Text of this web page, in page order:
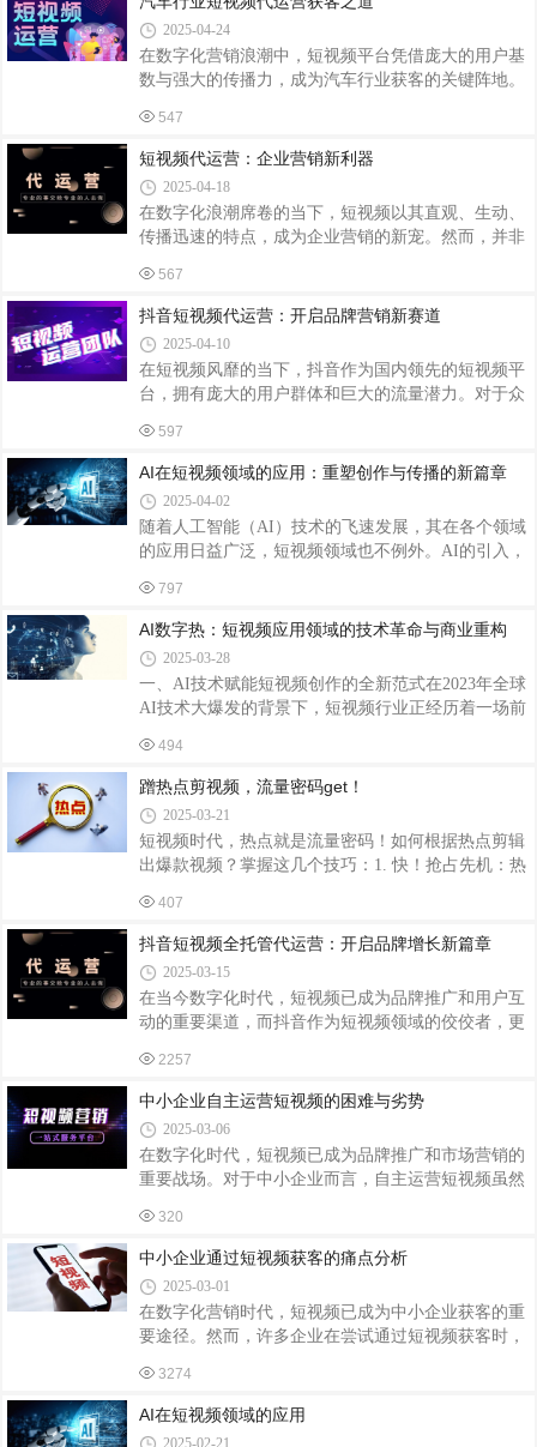
心价值精准定位目标客群再生资源回收的客户群体涵
盖社区居民、企业工厂、装修公司等。代运营机构通
过抖音、快手等平台的数据分析工具，可锁定关注环
保政策、价格敏感度高、有废品处理需求的用户。例
如，针对长三角、珠三角等工业密集区，定向推送废
2025-04-24
在数字化营销浪潮中，短视频平台凭借庞大的用户基
数与强大的传播力，成为汽车行业获客的关键阵地。
容创新、平台联动、数据驱动等多维度发力。精准定
位，明确目标受众汽车行业涵盖生产厂家与经销商，
不同主体目标受众存在差异。生产厂家可通过短视频
发布新车信息，从优势、卖点、价格、性能等方面全
面介绍，如展示无线充电等新技术应用，吸引潜在消
费者关注；同时进行企业品牌宣传，招募代理商，利
用短视频传播设计理念与生产技术，增强品牌渗透
547
短视频代运营：企业营销新利器
2025-04-18
在数字化浪潮席卷的当下，短视频以其直观、生动、
传播迅速的特点，成为企业营销的新宠。然而，并非
时，短视频代运营服务应运而生，为企业提供了一条
高效、便捷的营销之路。专业团队，创意无限短视频
代运营团队通常由经验丰富的策划、拍摄、剪辑及运
营人员组成。他们深谙短视频平台的规则与算法，能
够根据企业的品牌定位、产品特性及目标受众，量身
定制创意内容。从脚本撰写到场景布置，从镜头语言
到后期特效，每一个环节都力求精益求精，确保每一
567
抖音短视频代运营：开启品牌营销新赛道
2025-04-10
在短视频风靡的当下，抖音作为国内领先的短视频平
台，拥有庞大的用户群体和巨大的流量潜力。对于众
牌推广和商业变现的重要途径。抖音短视频代运营，
即企业或个人将抖音账号或店铺的运营工作委托给专
业的第三方机构或团队。这些专业团队凭借丰富的经
验、精湛的技能以及对抖音平台规则和算法的深入洞
察，为客户量身定制全方位的运营方案。从服务内容
来看，代运营涵盖了多个关键环节。在账号管理方
面，团队会协助客户完成账号的注册、认证，并进行
597
AI在短视频领域的应用：重塑创作与传播的新篇章
2025-04-02
随着人工智能（AI）技术的飞速发展，其在各个领域
的应用日益广泛，短视频领域也不例外。AI的引入，
形式，优化了用户体验，为短视频行业带来了前所未
有的变革。一、AI在短视频创作中的应用脚本自动生
成AI技术能够根据给定的主题、关键词或风格要求，
自动生成短视频脚本。这对于缺乏创意或时间紧迫的
创作者来说，无疑是一个巨大的福音。例如，输
入“旅游攻略”和“巴黎”，AI就能迅速生成一个关于巴
黎旅游攻略的短视频脚本，涵盖景点介绍、美食推
797
AI数字热：短视频应用领域的技术革命与商业重构
2025-03-28
一、AI技术赋能短视频创作的全新范式在2023年全球
AI技术大爆发的背景下，短视频行业正经历着一场前
式，更重塑了整个短视频生态系统的运行逻辑。智能
生成技术的突破性应用文本生成视频模型（如
Runway、Pika）实现了从文字描述到高质量视频的一
键转化图像动画化技术让静态照片活起来，大幅降低
短视频制作门槛多模态大模型实现语音、文字、图像
的协同创作，提升内容生产效率300%以上个性化推
荐算法的进化基于用户行为数据的深度学习模型预测
场景
494
蹭热点剪视频，流量密码get！
2025-03-21
短视频时代，热点就是流量密码！如何根据热点剪辑
出爆款视频？掌握这几个技巧：1. 快！抢占先机：热
获得更多曝光。2. 准！紧扣主题：不要为了蹭而蹭，
内容要与热点高度相关，才能引发用户共鸣，避免尴
尬。3. 巧！创意结合：将热点与自身领域巧妙结合，
用独特的视角和创意表达，才能脱颖而出。4. 精！剪
辑技巧：运用转场、特效、音效等剪辑技巧，提升视
频节奏感和观赏性，抓住用户眼球。5. 引！引导互
动：在视频结尾设置话题或提问，引导用户评论、点
407
抖音短视频全托管代运营：开启品牌增长新篇章
2025-03-15
在当今数字化时代，短视频已成为品牌推广和用户互
动的重要渠道，而抖音作为短视频领域的佼佼者，更
业而言，如何在繁忙的业务运营中抽出精力来打造高
质量的抖音短视频，成为了一个不小的挑战。这时，
抖音短视频全托管代运营服务应运而生，为品牌提供
了全新的增长机遇。抖音短视频全托管代运营，简而
言之，就是将品牌在抖音平台上的内容创作、发布、
管理等一系列工作全权委托给专业的第三方服务机
构。这些机构通常拥有一支经验丰富的创意团队和技
2257
中小企业自主运营短视频的困难与劣势
2025-03-06
在数字化时代，短视频已成为品牌推广和市场营销的
重要战场。对于中小企业而言，自主运营短视频虽然
多困难和劣势。本文将深入探讨中小企业在自主运营
短视频过程中可能遭遇的挑战，以及这些挑战如何转
化为其发展的阻碍。一、专业技能与资源匮乏短视频
制作的专业性：高质量的短视频制作需要专业的摄
影、剪辑、后期处理技能，以及创意策划能力。中小
企业往往缺乏专业的视频制作团队，难以产出具有吸
引力的内容。即使企业尝试自行学习这些技能，也需
320
中小企业通过短视频获客的痛点分析
2025-03-01
在数字化营销时代，短视频已成为中小企业获客的重
要途径。然而，许多企业在尝试通过短视频获客时，
出一些建议。痛点一：定位不明确许多中小企业在涉
足短视频领域时，往往缺乏明确的定位，不知道应该
向哪个方向发力。这导致内容创作缺乏焦点，难以吸
3274
AI在短视频领域的应用
2025-02-21